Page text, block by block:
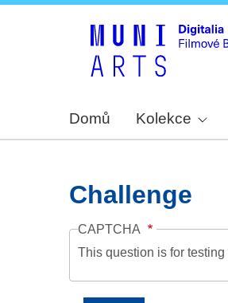
Domů Kolekce
Challenge
CAPTCHA
This question is for